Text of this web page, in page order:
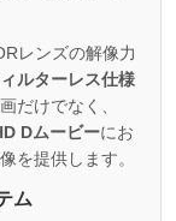
レンズの解像力
ルターレス仕様
だけでなく、
Dムービーにお
を提供します。
ム